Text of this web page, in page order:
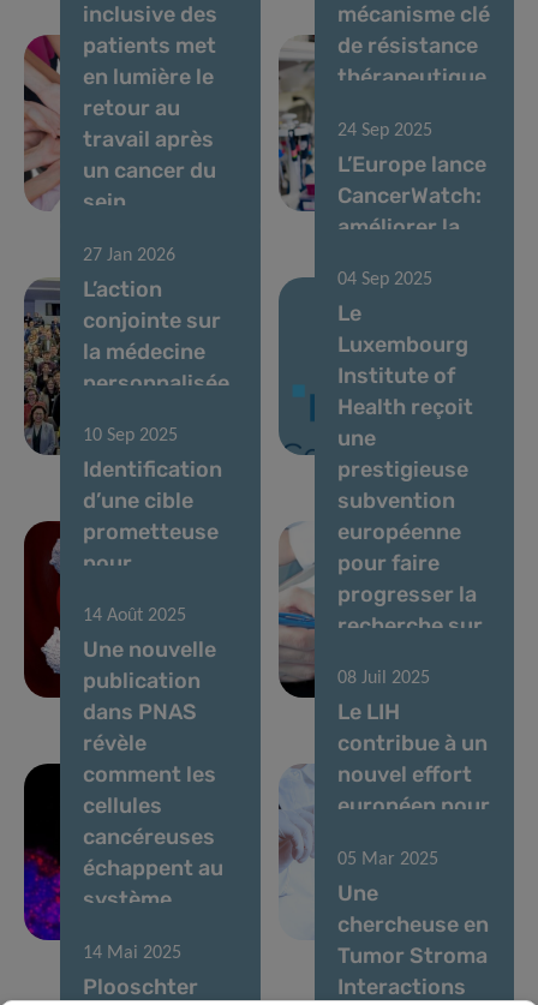
inclusive des
patients met
en lumière le
retour au
travail après
un cancer du
sein
mécanisme clé
de résistance
thérapeutique
leucémie
myéloïde
aiguë
27 Jan 2026
L’action
conjointe sur
la médecine
personnalisée
lancée
24 Sep 2025
L’Europe lance
CancerWatch:
améliorer la
rapidité des
données sur le
cancer pour
renforcer la
lutte contre le
cancer
10 Sep 2025
Identification
d’une cible
prometteuse
pour
contre une
leucémie
incurable
04 Sep 2025
Le
Luxembourg
Institute of
Health reçoit
une
prestigieuse
subvention
européenne
pour faire
progresser la
recherche sur
cerveau
14 Août 2025
Une nouvelle
publication
dans PNAS
révèle
comment les
cellules
cancéreuses
échappent au
système
08 Juil 2025
Le LIH
contribue à un
nouvel effort
européen pour
l’accès aux
données sur le
cancer
14 Mai 2025
Plooschter
05 Mar 2025
Une
chercheuse en
Tumor Stroma
Interactions